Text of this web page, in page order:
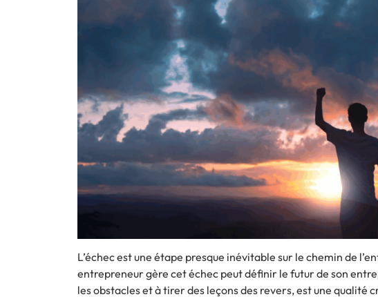
L’échec est une étape presque inévitable sur le chemin de
entrepreneur gère cet échec peut définir le futur de son
les obstacles et à tirer des leçons des revers, est une